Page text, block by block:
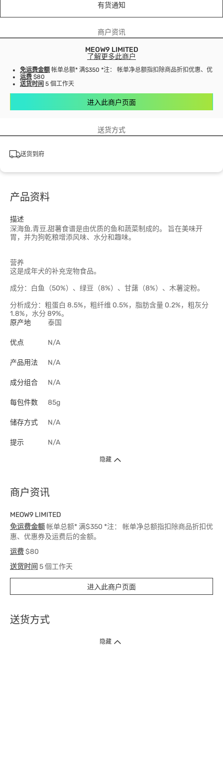
有货通知
商户资讯
MEOW9 LIMITED
了解更多此商户
免运费金额 帐单总额* 满$350 *注： 帐单净总额指扣除商品折扣优惠、优惠
运费 $80
送货时间 5 個工作天
进入此商户页面
送货方式
送货到府
产品资料
描述
深海鱼,青豆,甜薯食谱是由优质的鱼和蔬菜制成的。 旨在美味开
胃，并为狗乾粮增添风味、水分和趣味。
营养
这是成年犬的补充宠物食品。
成分：白鱼（50%）、绿豆（8%）、甘藷（8%）、木薯淀粉。
分析成分：粗蛋白 8.5%，粗纤维 0.5%，脂肪含量 0.2%，粗灰分
1.8%，水分 89%。
原产地
泰国
优点 N/A
产品用法 N/A
成分组合 N/A
每包件数 85g
储存方式 N/A
提示 N/A
隐藏
商户资讯
MEOW9 LIMITED
免运费金额帐单总额* 满$350 *注： 帐单净总额指扣除商品折扣优
惠、优惠券及运费后的金额。
运费$80
送货时间 5 個工作天
进入此商户页面
送货方式
1. 送货到府（受卫生署条例规管产品除外 ）
隐藏